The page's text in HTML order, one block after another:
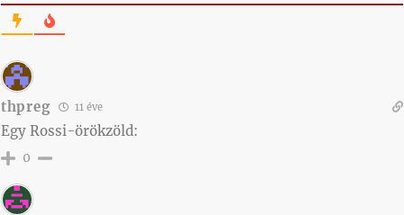
thpreg 11 éve
Egy Rossi-örökzöld:
0